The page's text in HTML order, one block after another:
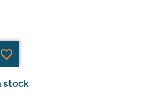
favorite_border
stock